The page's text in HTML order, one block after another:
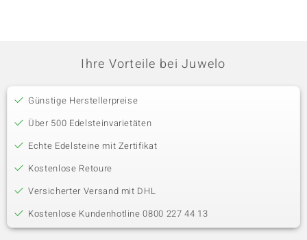
Ihre Vorteile bei Juwelo
Günstige Herstellerpreise
Über 500 Edelsteinvarietäten
Echte Edelsteine mit Zertifikat
Kostenlose Retoure
Versicherter Versand mit DHL
Kostenlose Kundenhotline 0800 227 44 13